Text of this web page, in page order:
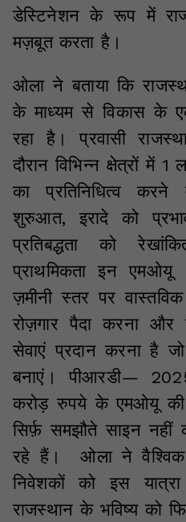
डेस्टिनेशन के रूप में
मज़बूत करता है।
ओला ने बताया कि
के माध्यम से विकास के
रहा है। प्रवासी
दौरान विभिन्न क्षेत्रों में
का प्रतिनिधित्व
शुरुआत, इरादे को
प्रतिबद्धता को
प्राथमिकता इन
ज़मीनी स्तर पर
रोज़गार पैदा करना
सेवाएं प्रदान करना है
बनाएं। पीआरडी—
करोड़ रुपये के एमओयू
सिर्फ़ समझौते साइन
रहे हैं। ओला ने वैश्विक
निवेशकों को इस
राजस्थान के भविष्य को